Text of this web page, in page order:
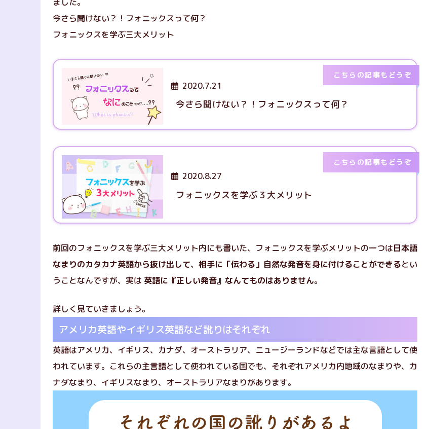
今さら聞けない？！フォニックスって何？
フォニックスを学ぶ三大メリット
2020.7.21
今さら聞けない？！フォニックスって何？
こちらの記事もどうぞ
2020.8.27
フォニックスを学ぶ３大メリット
こちらの記事もどうぞ
前回のフォニックスを学ぶ三大メリット内にも書いた、フォニックスを学ぶメリットの一つは日本語
なまりのカタカナ英語から抜け出して、相手に「伝わる」自然な発音を身に付けることができるとい
うことなんですが、実は 英語に『正しい発音』なんてものはありません。
詳しく見ていきましょう。
アメリカ英語やイギリス英語など訛りはそれぞれ
英語はアメリカ、イギリス、カナダ、オーストラリア、ニュージーランドなどでは主な言語として使
われています。これらの主言語として使われている国でも、それぞれアメリカ内地域のなまりや、カ
ナダなまり、イギリスなまり、オーストラリアなまりがあります。